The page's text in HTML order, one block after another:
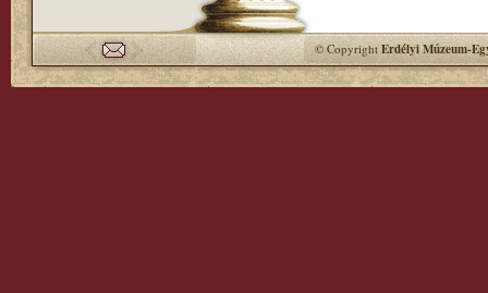
© CopyrightErdélyi Múzeum-